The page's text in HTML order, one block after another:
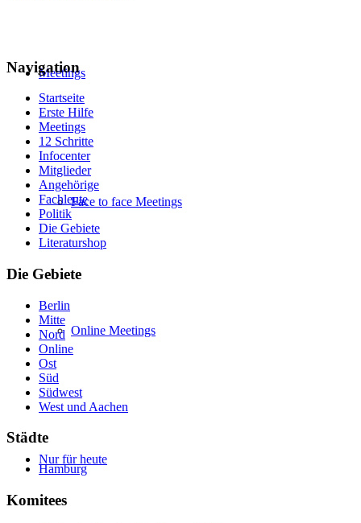
Meetings
Face to face Meetings
Online Meetings
Nur für heute
Navigation
Startseite
Erste Hilfe
Meetings
12 Schritte
Infocenter
Mitglieder
Angehörige
Fachleute
Politik
Die Gebiete
Literaturshop
Die Gebiete
Berlin
Mitte
Nord
Online
Ost
Süd
Südwest
West und Aachen
Städte
Hamburg
Komitees